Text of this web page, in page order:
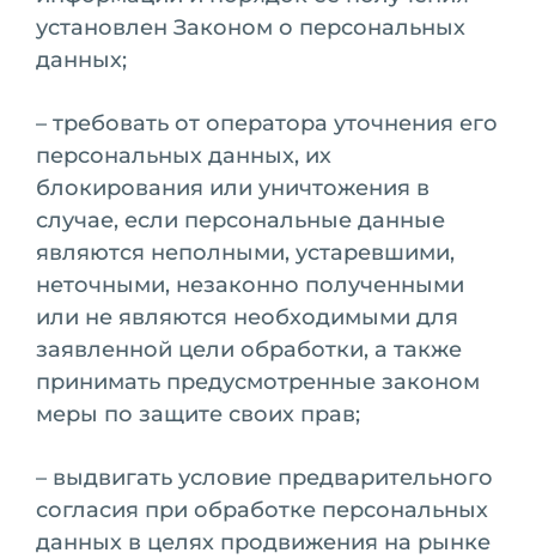
установлен Законом о персональных
данных;
– требовать от оператора уточнения его
персональных данных, их
блокирования или уничтожения в
случае, если персональные данные
являются неполными, устаревшими,
неточными, незаконно полученными
или не являются необходимыми для
заявленной цели обработки, а также
принимать предусмотренные законом
меры по защите своих прав;
– выдвигать условие предварительного
согласия при обработке персональных
данных в целях продвижения на рынке